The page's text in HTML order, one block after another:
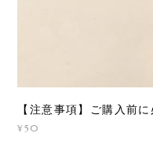
【注意事項】ご購入前
¥50